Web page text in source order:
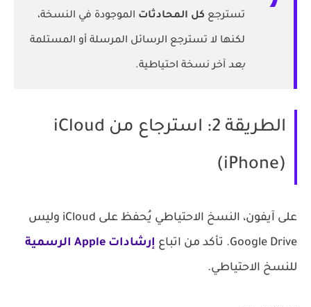
تسترجعكل المحادثاتالموجودة في النسخة،
لكنها لا تسترجع الرسائل المرسلة أو المستلمة
بعدآخر نسخة احتياطية.
الطريقة 2: استرجاع من iCloud
(iPhone)
على آيفون، النسخ الاحتياطي يُحفظ على iCloud وليس
Google Drive. تأكد من اتباع
إرشادات Apple الرسمية
للنسخ الاحتياطي.